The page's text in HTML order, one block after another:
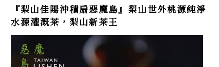
『梨山佳陽沖積扇惡魔島』梨山世外桃源純淨
水源灌溉茶，梨山新茶王